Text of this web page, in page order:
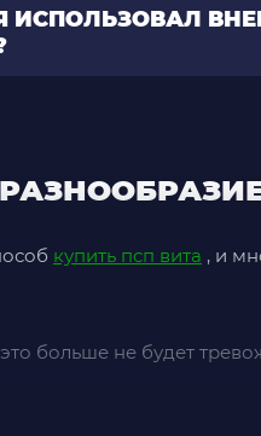
Я ИСПОЛЬЗОВАЛ
купить псп вита , и
больше не будет